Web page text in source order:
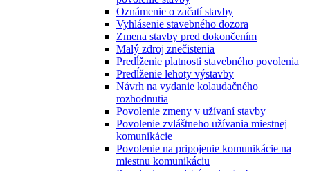
Oznámenie o začatí stavby
Vyhlásenie stavebného dozora
Zmena stavby pred dokončením
Malý zdroj znečistenia
Predĺženie platnosti stavebného povolenia
Predĺženie lehoty výstavby
Návrh na vydanie kolaudačného
rozhodnutia
Povolenie zmeny v užívaní stavby
Povolenie zvláštneho užívania miestnej
komunikácie
Povolenie na pripojenie komunikácie na
miestnu komunikáciu